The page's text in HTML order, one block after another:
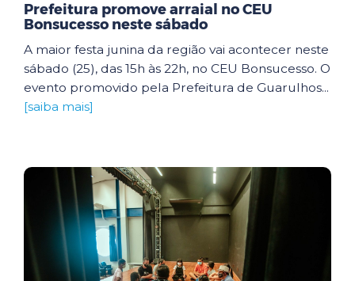
Prefeitura promove arraial no CEU
Bonsucesso neste sábado
A maior festa junina da região vai acontecer neste
sábado (25), das 15h às 22h, no CEU Bonsucesso. O
evento promovido pela Prefeitura de Guarulhos...
[saiba mais]